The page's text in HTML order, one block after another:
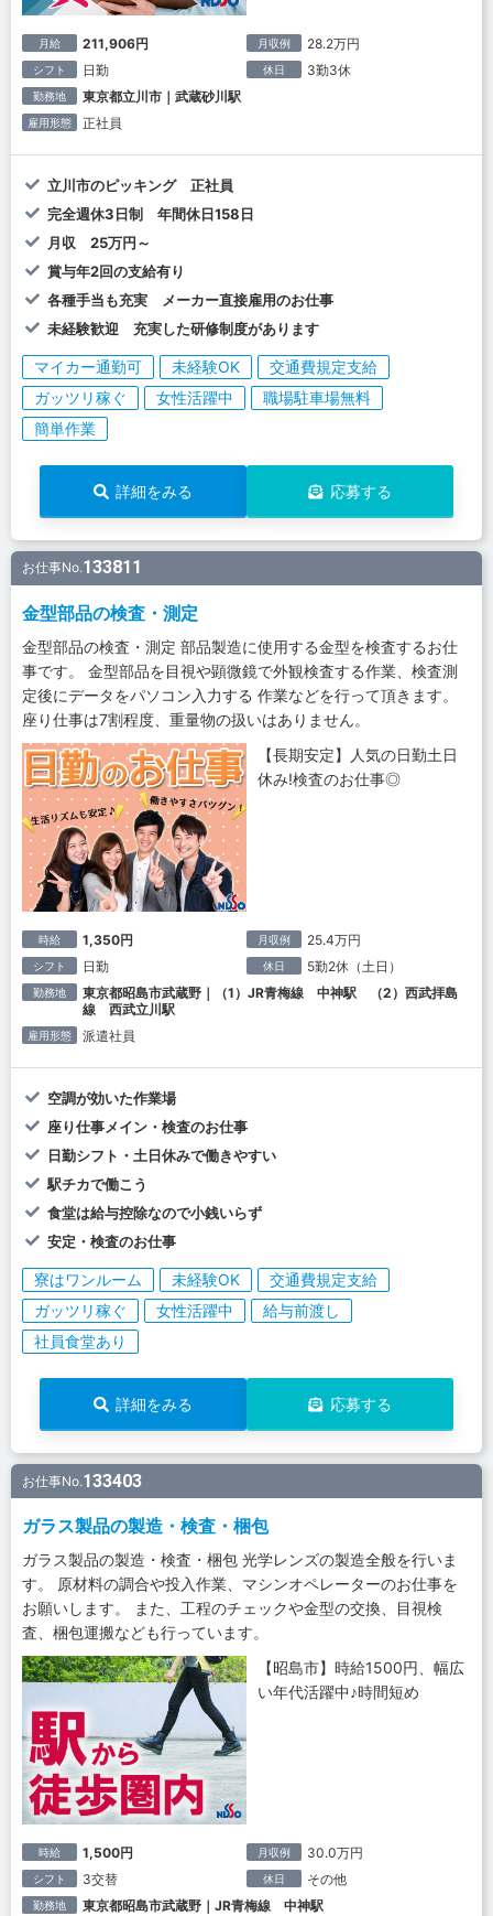
月給 211,906円 月収例 28.2万円
シフト 日勤 休日 3勤3休
勤務地 東京都立川市｜武蔵砂川駅
雇用形態 正社員
立川市のピッキング 正社員
完全週休3日制 年間休日158日
月収 25万円～
賞与年2回の支給有り
各種手当も充実 メーカー直接雇用のお仕事
未経験歓迎 充実した研修制度があります
マイカー通勤可 未経験OK
交通費規定支給
ガッツリ稼ぐ
女性活躍中
職場駐車場無料
簡単作業
詳細をみる 応募する
お仕事No.133811
金型部品の検査・測定
金型部品の検査・測定 部品製造に使用する金型を検査するお仕
事です。 金型部品を目視や顕微鏡で外観検査する作業、検査測
定後にデータをパソコン入力する 作業などを行って頂きます。
座り仕事は7割程度、重量物の扱いはありません。
【長期安定】人気の日勤土日
休み!検査のお仕事◎
時給 1,350円 月収例 25.4万円
シフト 日勤 休日 5勤2休（土日）
勤務地
東京都昭島市武蔵野｜（1）JR青梅線 中神駅 （2）西武拝島
線 西武立川駅
雇用形態 派遣社員
空調が効いた作業場
座り仕事メイン・検査のお仕事
日勤シフト・土日休みで働きやすい
駅チカで働こう
食堂は給与控除なので小銭いらず
安定・検査のお仕事
寮はワンルーム 未経験OK
交通費規定支給
ガッツリ稼ぐ
女性活躍中
給与前渡し
社員食堂あり
詳細をみる 応募する
お仕事No.133403
ガラス製品の製造・検査・梱包
ガラス製品の製造・検査・梱包 光学レンズの製造全般を行いま
す。 原材料の調合や投入作業、マシンオペレーターのお仕事を
お願いします。 また、工程のチェックや金型の交換、目視検
査、梱包運搬なども行っています。
【昭島市】時給1500円、幅広
い年代活躍中♪時間短め
時給 1,500円 月収例 30.0万円
シフト 3交替 休日 その他
勤務地 東京都昭島市武蔵野｜JR青梅線 中神駅